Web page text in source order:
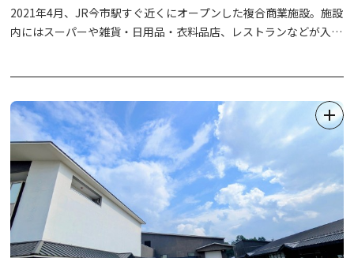
2021年4月、JR今市駅すぐ近くにオープンした複合商業施設。施設
内にはスーパーや雑貨・日用品・衣料品店、レストランなどが入っ
トンゴンドラに乗れば、スリル満点！！夜間はライトアップされ、
その場でも遠目からでもビュースポットになっています。
4階にはカフェレストランが併設してありますので、お買い物をし
ながらお食事、レジャーと一度に楽しめるランドマークとなってい
ます。